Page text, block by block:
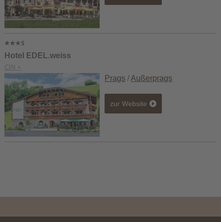
Hotel EDEL.weiss
CIN +
Prags /Außerprags
zur Website